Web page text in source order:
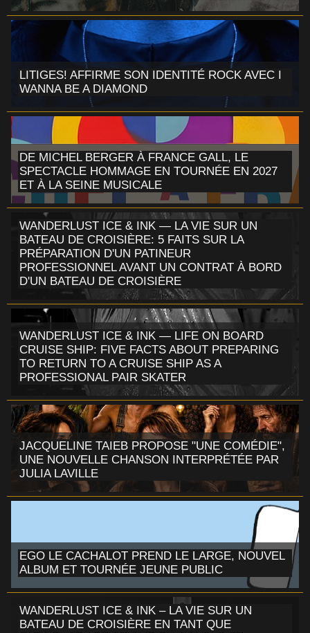
LITIGES! AFFIRME SON IDENTITÉ ROCK AVEC I
WANNA BE A DIAMOND
DE MICHEL BERGER À FRANCE GALL, LE
SPECTACLE HOMMAGE EN TOURNÉE EN 2027
ET À LA SEINE MUSICALE
WANDERLUST ICE & INK — LA VIE SUR UN
BATEAU DE CROISIÈRE: 5 FAITS SUR LA
PRÉPARATION D'UN PATINEUR
PROFESSIONNEL AVANT UN CONTRAT À BORD
D'UN BATEAU DE CROISIÈRE
WANDERLUST ICE & INK — LIFE ON BOARD
CRUISE SHIP: FIVE FACTS ABOUT PREPARING
TO RETURN TO A CRUISE SHIP AS A
PROFESSIONAL PAIR SKATER
JACQUELINE TAIEB PROPOSE "UNE COMÉDIE",
UNE NOUVELLE CHANSON INTERPRÉTÉE PAR
JULIA LAVILLE
EGO LE CACHALOT PREND LE LARGE, NOUVEL
ALBUM ET TOURNÉE JEUNE PUBLIC
WANDERLUST ICE & INK – LA VIE SUR UN
BATEAU DE CROISIÈRE EN TANT QUE